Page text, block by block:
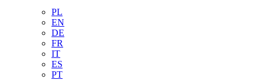
PL
EN
DE
FR
IT
ES
PT